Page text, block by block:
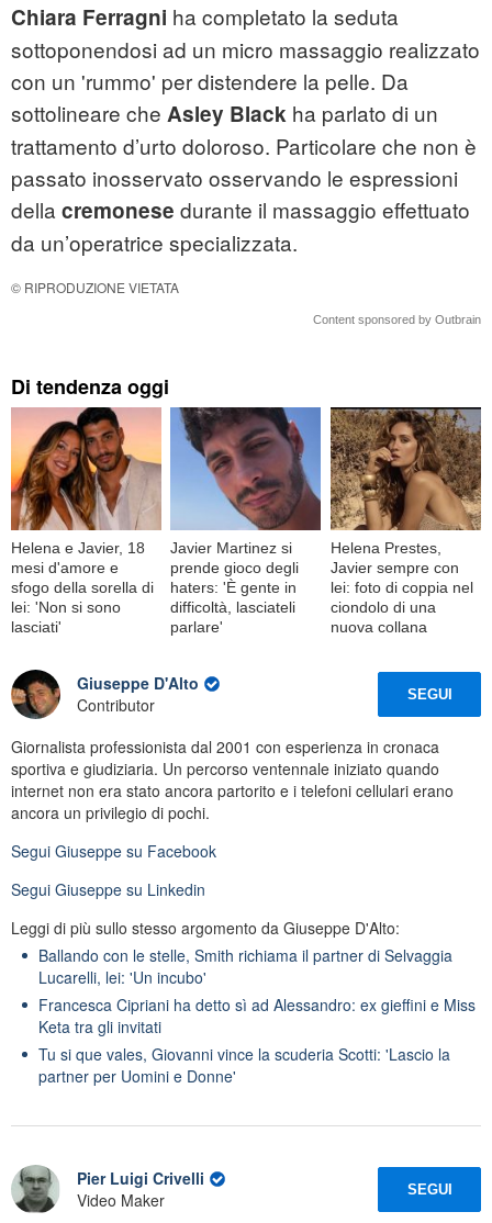
Chiara Ferragni ha completato la seduta
sottoponendosi ad un micro massaggio realizzato
con un 'rummo' per distendere la pelle. Da
sottolineare che Asley Black ha parlato di un
trattamento d’urto doloroso. Particolare che non è
passato inosservato osservando le espressioni
della cremonese durante il massaggio effettuato
da un’operatrice specializzata.
© RIPRODUZIONE VIETATA
Content sponsored by Outbrain
Di tendenza oggi
Helena e Javier, 18
mesi d'amore e
sfogo della sorella di
lei: 'Non si sono
lasciati'
Javier Martinez si
prende gioco degli
haters: 'È gente in
difficoltà, lasciateli
parlare'
Helena Prestes,
Javier sempre con
lei: foto di coppia nel
ciondolo di una
nuova collana
Giuseppe D'Alto
Contributor
SEGUI
Giornalista professionista dal 2001 con esperienza in cronaca
sportiva e giudiziaria. Un percorso ventennale iniziato quando
internet non era stato ancora partorito e i telefoni cellulari erano
ancora un privilegio di pochi.
Segui Giuseppe su Facebook
Segui Giuseppe su Linkedin
Leggi di più sullo stesso argomento da Giuseppe D'Alto:
Ballando con le stelle, Smith richiama il partner di Selvaggia
Lucarelli, lei: 'Un incubo'
Francesca Cipriani ha detto sì ad Alessandro: ex gieffini e Miss
Keta tra gli invitati
Tu si que vales, Giovanni vince la scuderia Scotti: 'Lascio la
partner per Uomini e Donne'
Pier Luigi Crivelli
Video Maker
SEGUI